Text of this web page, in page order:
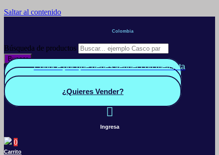
Saltar al contenido
Colombia
Búsqueda de productos
Buscar
Conoce por qué debes vender con mercleta
Quiero Vender
¿Quieres Vender?
Ingresa
0
Carrito